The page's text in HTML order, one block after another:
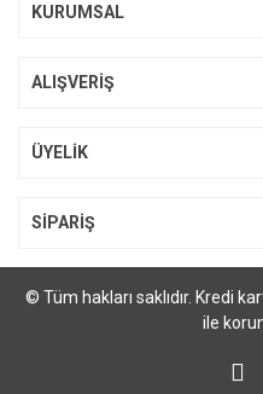
Ürün fiyatı diğer sitelerden
KURUMSAL
ALIŞVERİŞ
ÜYELİK
SİPARİŞ
© Tüm hakları saklıdır. Kredi
ile